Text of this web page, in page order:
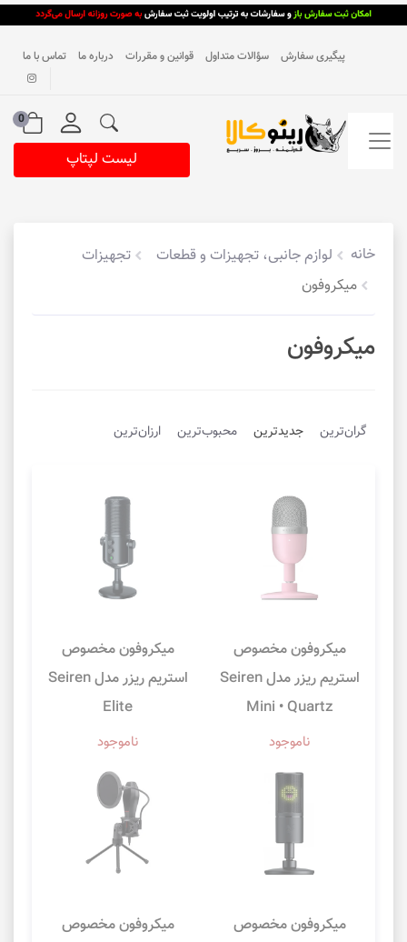
پیگیری سفارش سؤالات متداول قوانین و مقررات درباره ما تماس با ما
0
لیست لپتاپ
خانه لوازم جانبی، تجهیزات و قطعات
تجهیزات
میکروفون
میکروفون
گران‌ترین جدیدترین محبوب‌ترین ارزان‌ترین
میکروفون مخصوص
استریم ریزر مدل Seiren
Mini • Quartz
ناموجود
میکروفون مخصوص
استریم ریزر مدل Seiren
Elite
ناموجود
میکروفون مخصوص
میکروفون مخصوص